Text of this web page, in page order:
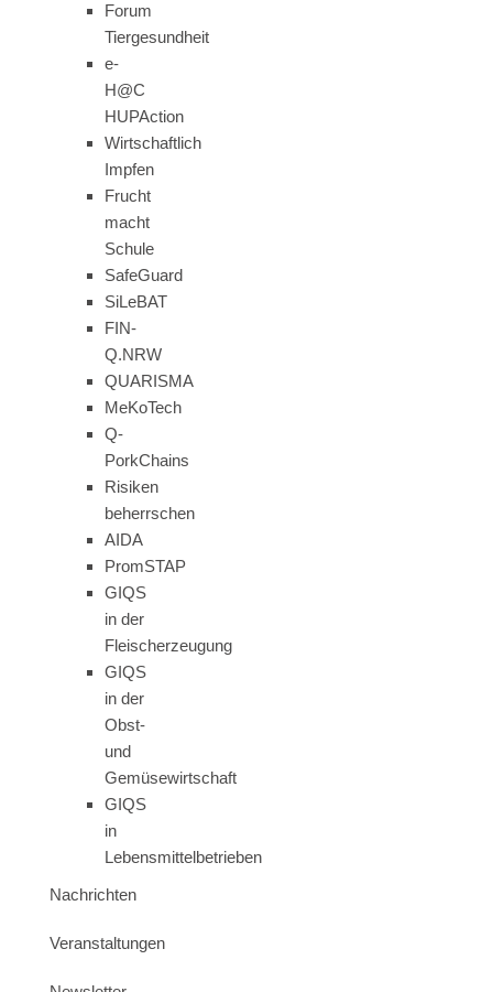
Forum
Tiergesundheit
e-
H@C
HUPAction
Wirtschaftlich
Impfen
Frucht
macht
Schule
SafeGuard
SiLeBAT
FIN-
Q.NRW
QUARISMA
MeKoTech
Q-
PorkChains
Risiken
beherrschen
AIDA
PromSTAP
GIQS
in der
Fleischerzeugung
GIQS
in der
Obst-
und
Gemüsewirtschaft
GIQS
in
Lebensmittelbetrieben
Nachrichten
Veranstaltungen